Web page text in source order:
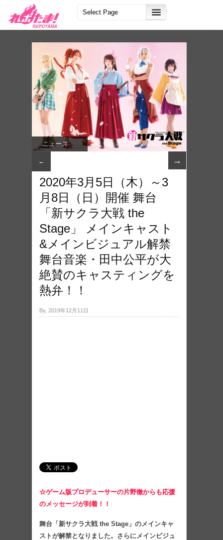
ニュース
← →
2020年3月5日（木）～3
月8日（日）開催 舞台
「新サクラ大戦 the
Stage」 メインキャスト
&メインビジュアル解禁
舞台音楽・田中公平が大
絶賛のキャスティングを
熱弁！！
By, 2019年12月11日
☆ゲーム版プロデューサーの片野徹からも応援
のメッセージが到着！！
舞台「新サクラ大戦 the Stage」のメインキャ
ストが解禁となりました。さらにメインビジュ